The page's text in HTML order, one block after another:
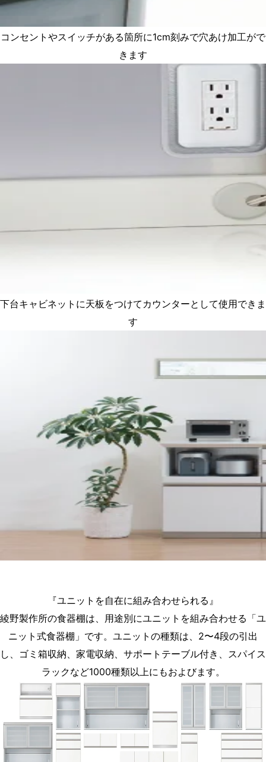
コンセントやスイッチがある箇所に1cm刻みで穴あけ加工がで
きます
下台キャビネットに天板をつけてカウンターとして使用できま
す
『ユニットを自在に組み合わせられる』
綾野製作所の食器棚は、用途別にユニットを組み合わせる「ユ
ニット式食器棚」です。ユニットの種類は、2〜4段の引出
し、ゴミ箱収納、家電収納、サポートテーブル付き、スパイス
ラックなど1000種類以上にもおよびます。